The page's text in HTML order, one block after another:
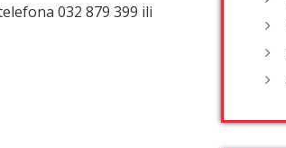
032 879 399 ili